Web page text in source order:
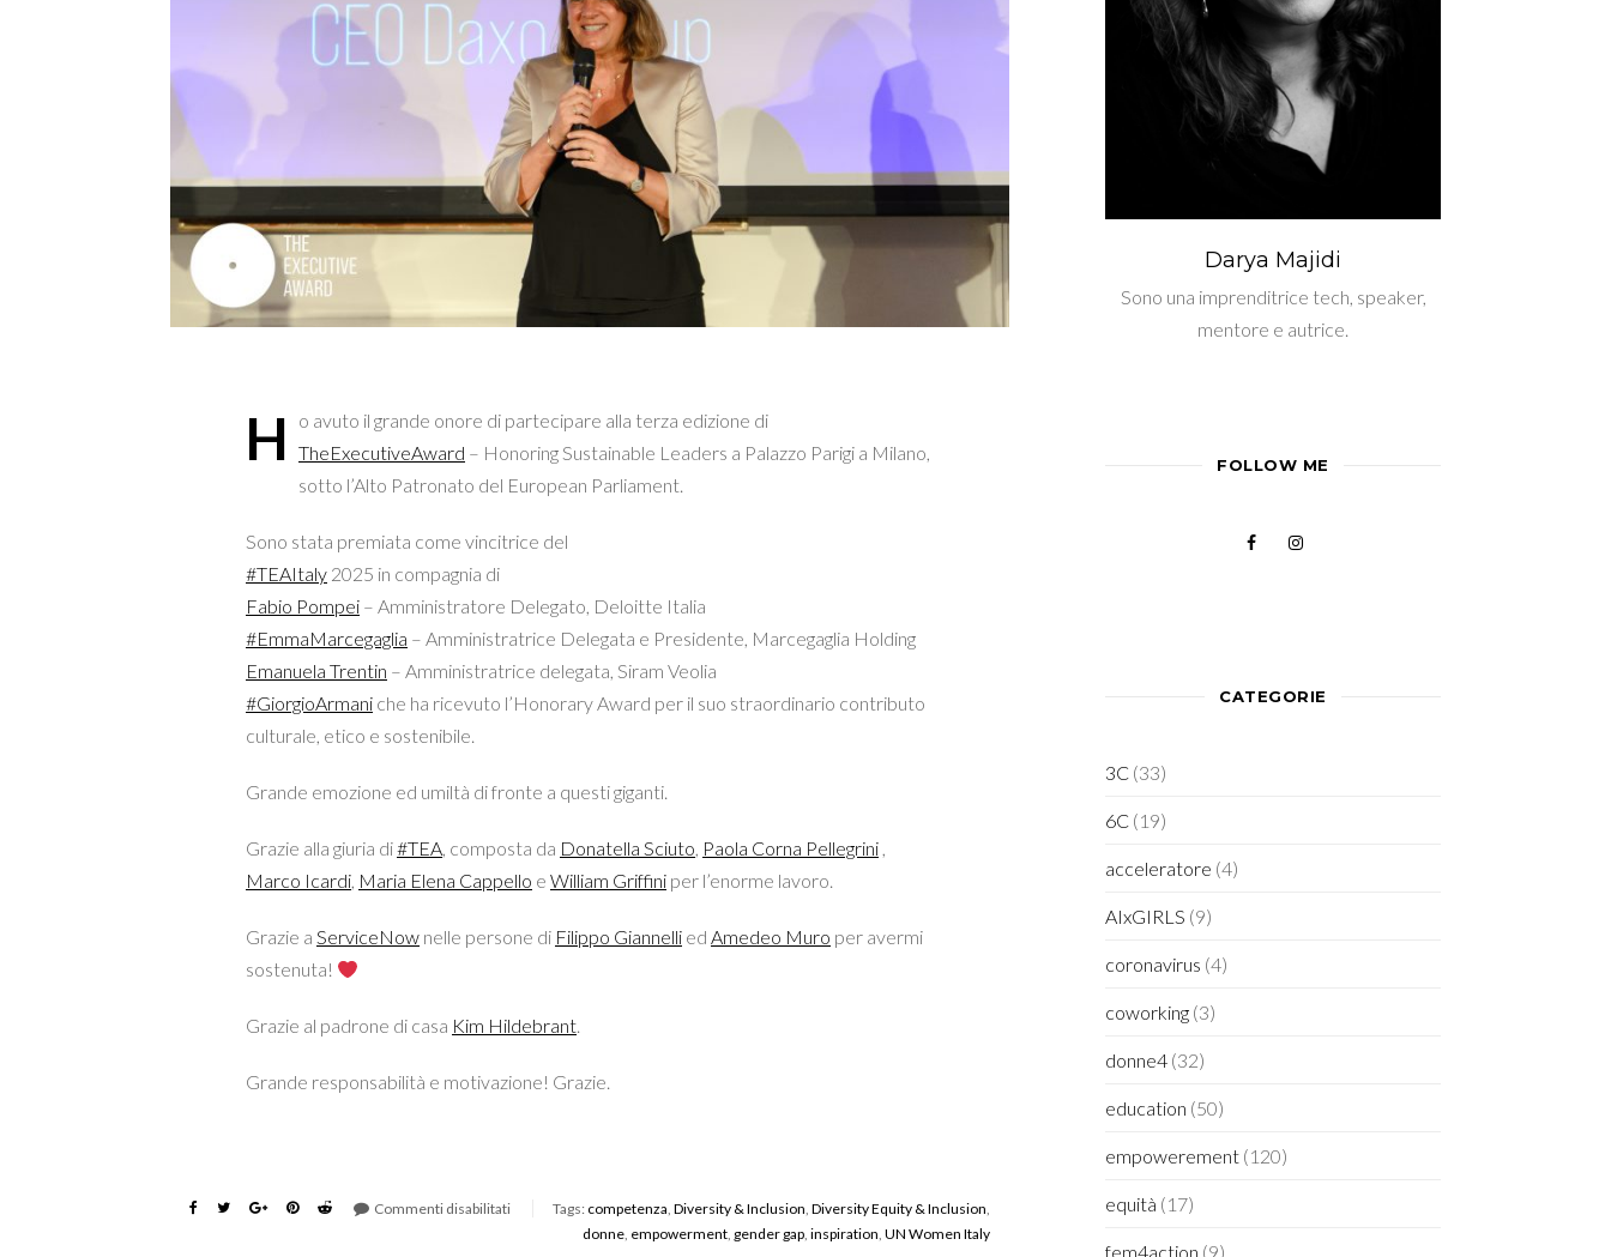
H
o avuto il grande onore di partecipare alla terza edizione di
TheExecutiveAward – Honoring Sustainable Leaders a Palazzo Parigi a Milano,
sotto l’Alto Patronato del European Parliament.
Sono stata premiata come vincitrice del
#TEAItaly 2025 in compagnia di
Fabio Pompei – Amministratore Delegato, Deloitte Italia
#EmmaMarcegaglia – Amministratrice Delegata e Presidente, Marcegaglia Holding
Emanuela Trentin – Amministratrice delegata, Siram Veolia
#GiorgioArmani che ha ricevuto l’Honorary Award per il suo straordinario contributo
culturale, etico e sostenibile.
Grande emozione ed umiltà di fronte a questi giganti.
Grazie alla giuria di#TEA, composta da Donatella Sciuto, Paola Corna Pellegrini ,
Marco Icardi, Maria Elena Cappello e William Griffini per l’enorme lavoro.
Grazie a ServiceNow nelle persone di Filippo Giannelli ed Amedeo Muro per avermi
sostenuta!
Grazie al padrone di casa Kim Hildebrant.
Grande responsabilità e motivazione! Grazie.
Commenti disabilitati Tags: competenza, Diversity & Inclusion, Diversity Equity & Inclusion,
donne, empowerment, gender gap, inspiration, UN Women Italy
Darya Majidi
Sono una imprenditrice tech, speaker,
mentore e autrice.
FOLLOW ME
CATEGORIE
3C (33)
6C (19)
acceleratore (4)
AIxGIRLS (9)
coronavirus (4)
coworking (3)
donne4 (32)
education (50)
empowerement (120)
equità (17)
fem4action (9)